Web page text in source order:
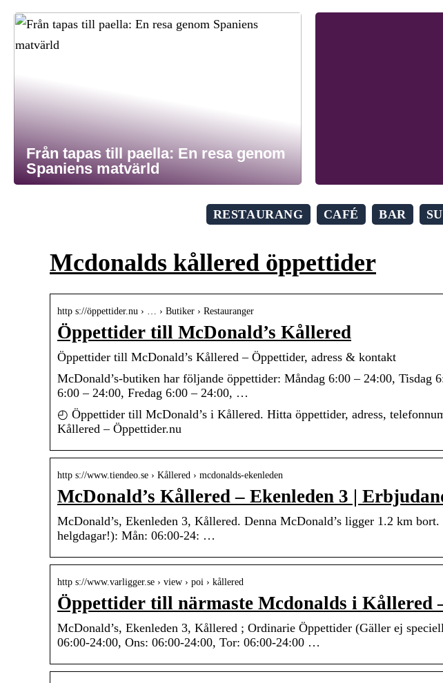
Från tapas till paella: En resa genom
Spaniens matvärld
RESTAURANG CAFÉ BAR
Mcdonalds kållered öppettider
http s://öppettider.nu › … › Butiker › Restauranger
Öppettider till McDonald’s Kållered
Öppettider till McDonald’s Kållered – Öppettider, adress & kontakt
McDonald’s-butiken har följande öppettider: Måndag 6:00 – 24:00, Tisdag
6:00 – 24:00, Fredag 6:00 – 24:00, …
◴ Öppettider till McDonald’s i Kållered. Hitta öppettider, adress,
Kållered – Öppettider.nu
http s://www.tiendeo.se › Kållered › mcdonalds-ekenleden
McDonald’s Kållered – Ekenleden 3 |
McDonald’s, Ekenleden 3, Kållered. Denna McDonald’s ligger 1.2 km
helgdagar!): Mån: 06:00-24: …
http s://www.varligger.se › view › poi › kållered
Öppettider till närmaste Mcdonalds i Kållered
McDonald’s, Ekenleden 3, Kållered ; Ordinarie Öppettider (Gäller ej
06:00-24:00, Ons: 06:00-24:00, Tor: 06:00-24:00 …